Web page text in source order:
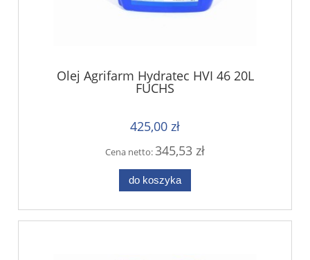
Olej Agrifarm Hydratec HVI 46 20L
FUCHS
425,00 zł
Cena netto:345,53 zł
do koszyka